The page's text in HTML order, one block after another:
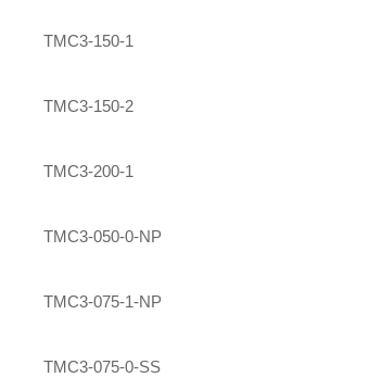
TMC3-150-1
TMC3-150-2
TMC3-200-1
TMC3-050-0-NP
TMC3-075-1-NP
TMC3-075-0-SS